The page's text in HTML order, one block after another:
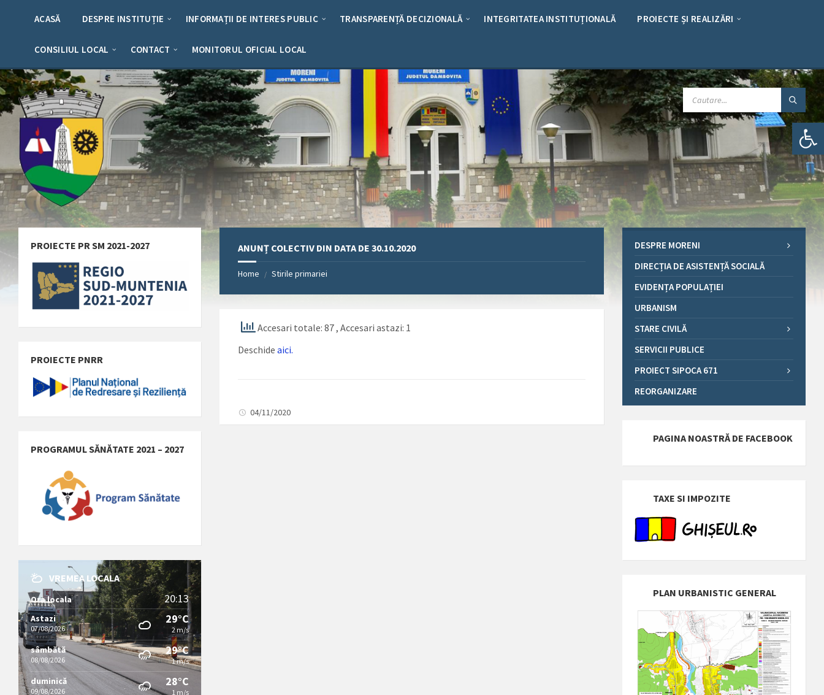
Deschide bara de unelte
ACASĂ DESPRE INSTITUȚIE INFORMAȚII DE INTERES PUBLIC TRANSPARENȚĂ DECIZIONALĂ INTEGRITATEA INSTITUȚIONALĂ PROIECTE ȘI REALIZĂRI
CONSILIUL LOCAL CONTACT MONITORUL OFICIAL LOCAL
CAUTARE:
ANUNȚ COLECTIV DIN DATA DE 30.10.2020
Home / Stirile primariei
Accesari totale: 87, Accesari astazi: 1
Deschideaici.
04/11/2020
PROIECTE PR SM 2021-2027
PROIECTE PNRR
PROGRAMUL SĂNĂTATE 2021 – 2027
VREMEA LOCALA
Ora locala 20:13
Astazi
07/08/2026
29°C
2 m/s
sâmbătă
08/08/2026
29°C
1 m/s
duminică
09/08/2026
28°C
1 m/s
DESPRE MORENI
DIRECȚIA DE ASISTENȚĂ SOCIALĂ
EVIDENȚA POPULAȚIEI
URBANISM
STARE CIVILĂ
SERVICII PUBLICE
PROIECT SIPOCA 671
REORGANIZARE
PAGINA NOASTRĂ DE FACEBOOK
TAXE SI IMPOZITE
PLAN URBANISTIC GENERAL